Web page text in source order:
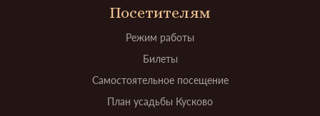
Посетителям
Режим работы
Билеты
Самостоятельное посещение
План усадьбы Кусково